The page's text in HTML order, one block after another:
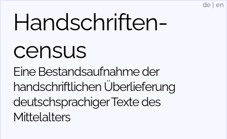
Handschriften­
census
Eine Bestandsaufnahme der
handschriftlichen Über­lieferung
deutschsprachiger Texte des
Mittelalters
de en